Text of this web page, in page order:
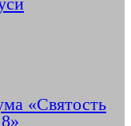
«Святость